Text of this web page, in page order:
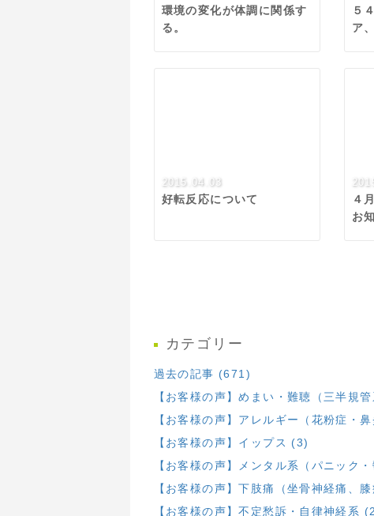
環境の変化が体調に関係す
る。
５
ア
2015.04.03
好転反応について
４
お
カテゴリー
過去の記事 (671)
【お客様の声】めまい・難聴（三半規
【お客様の声】アレルギー（花粉症・
【お客様の声】イップス (3)
【お客様の声】メンタル系（パニック
【お客様の声】下肢痛（坐骨神経痛、
【お客様の声】不定愁訴・自律神経系